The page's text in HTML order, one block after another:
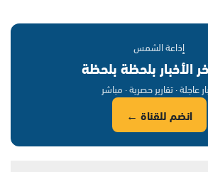
إذاعة الشمس
الأخبار بلحظة بلحظة
عاجلة · تقارير حصرية · مباشر
انضم للقناة ←